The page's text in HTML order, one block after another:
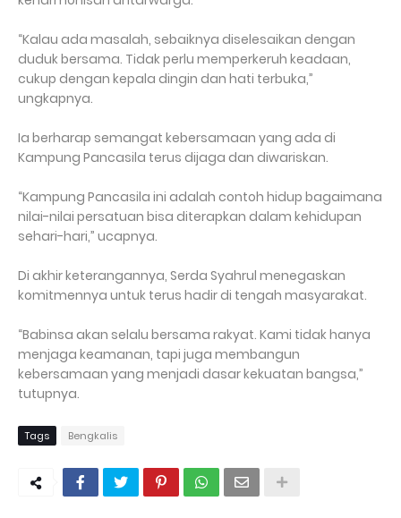
“Kalau ada masalah, sebaiknya diselesaikan dengan
duduk bersama. Tidak perlu memperkeruh keadaan,
cukup dengan kepala dingin dan hati terbuka,”
ungkapnya.
Ia berharap semangat kebersamaan yang ada di
Kampung Pancasila terus dijaga dan diwariskan.
“Kampung Pancasila ini adalah contoh hidup bagaimana
nilai-nilai persatuan bisa diterapkan dalam kehidupan
sehari-hari,” ucapnya.
Di akhir keterangannya, Serda Syahrul menegaskan
komitmennya untuk terus hadir di tengah masyarakat.
“Babinsa akan selalu bersama rakyat. Kami tidak hanya
menjaga keamanan, tapi juga membangun
kebersamaan yang menjadi dasar kekuatan bangsa,”
tutupnya.
Tags Bengkalis